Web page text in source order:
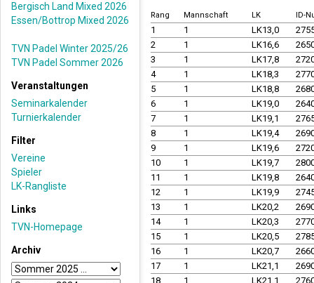
Bergisch Land Mixed 2026
Essen/Bottrop Mixed 2026
TVN Padel Winter 2025/26
TVN Padel Sommer 2026
Veranstaltungen
Seminarkalender
Turnierkalender
Filter
Vereine
Spieler
LK-Rangliste
Links
TVN-Homepage
Archiv
Rang Mannschaft LK ID-
1 1 LK13,0
2
1 LK16,6
3
1 LK17,8
4
1 LK18,3
5
1 LK18,8
6
1 LK19,0
7
1 LK19,1
8
1 LK19,4
9
1 LK19,6
10
1 LK19,7
11
1 LK19,8
12
1 LK19,9
13
1 LK20,2
14
1 LK20,3
15
1 LK20,5
16
1 LK20,7
17
1 LK21,1
18
1 LK21,1